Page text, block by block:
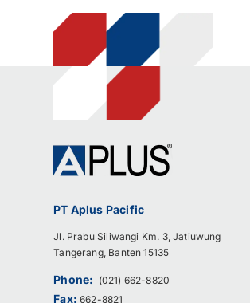
PT Aplus Pacific
Jl. Prabu Siliwangi Km. 3, Jatiuwung
Tangerang, Banten 15135
Phone: (021) 662-8820
Fax:662-8821